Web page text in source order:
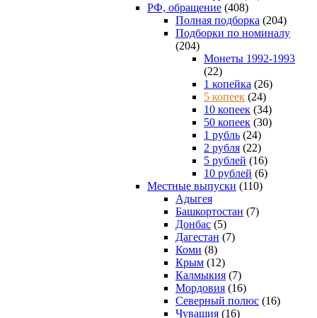
РФ, обращение (408)
Полная подборка (204)
Подборки по номиналу
(204)
Монеты 1992-1993
(22)
1 копейка (26)
5 копеек (24)
10 копеек (34)
50 копеек (30)
1 рубль (24)
2 рубля (22)
5 рублей (16)
10 рублей (6)
Местные выпуски (110)
Адыгея
Башкортостан (7)
Донбас (5)
Дагестан (7)
Коми (8)
Крым (12)
Калмыкия (7)
Мордовия (16)
Северный полюс (16)
Чувашия (16)